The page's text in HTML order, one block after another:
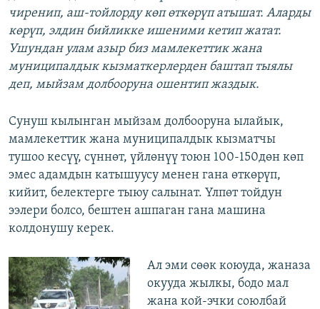
чиренип, аш-тойлорду көп өткөрүп атышат. Аларды
көрүп, элдин бийликке ишеними кетип жатат.
Ушундан улам азыр биз мамлекеттик жана
муниципалдык кызматкерлерден баштап тыялы
деп, мыйзам долбооруна ошентип жаздык.
Сунуш кылынган мыйзам долбооруна ылайык,
мамлекеттик жана муниципалдык кызматчы
тушоо кесүү, сүннөт, үйлөнүү тоюн 100-150дөн көп
эмес адамдын катышуусу менен гана өткөрүп,
кийит, белектерге тыюу салынат. Үлпөт тойдун
ээлери болсо, бештен ашпаган гана машина
колдонушу керек.
Ал эми сөөк коюуда, жаназа
окууда жылкы, бодо мал
жана кой-эчки союлбай